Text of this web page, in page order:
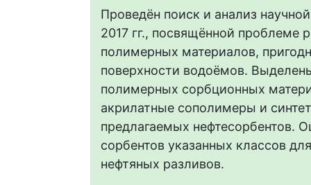
Проведён поиск и анализ
2017 гг., посвящённой проблеме
полимерных материалов,
поверхности водоёмов.
полимерных сорбционных
акрилатные сополимеры и
предлагаемых нефтесорбентов.
сорбентов указанных классов
нефтяных разливов.